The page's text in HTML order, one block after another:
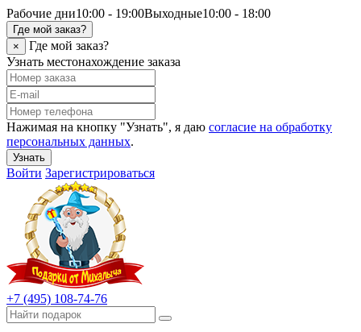
Рабочие дни10:00 - 19:00Выходные10:00 - 18:00
Где мой заказ?
×
Где мой заказ?
Узнать местонахождение заказа
Нажимая на кнопку "Узнать", я даю согласие на обработку
персональных данных.
Узнать
Войти Зарегистрироваться
+7 (495) 108-74-76